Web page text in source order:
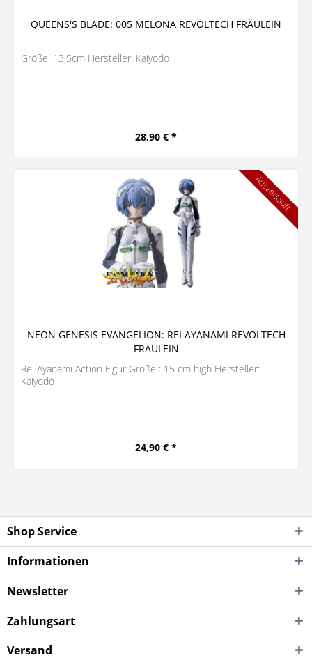
QUEENS'S BLADE: 005 MELONA REVOLTECH FRÄULEIN
Größe: 13,5cm Hersteller: Kaiyodo
28,90 € *
NEON GENESIS EVANGELION: REI AYANAMI REVOLTECH
FRAULEIN
Rei Ayanami Action Figur Größe : 15 cm high Hersteller:
Kaiyodo
Ausverkauft
24,90 € *
Shop Service
Informationen
Newsletter
Zahlungsart
Versand